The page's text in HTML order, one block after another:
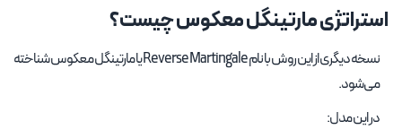
استراتژی مارتینگل معکوس چیست؟
نسخه دیگری از این روش با نام Reverse Martingale یا مارتینگل معکوس شناخته
می‌شود.
در این مدل: